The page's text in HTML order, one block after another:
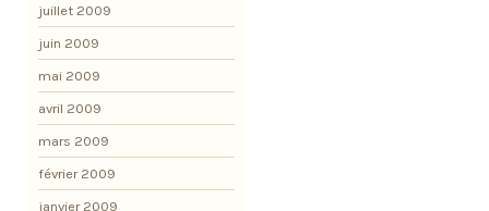
juillet 2009
juin 2009
mai 2009
avril 2009
mars 2009
février 2009
janvier 2009